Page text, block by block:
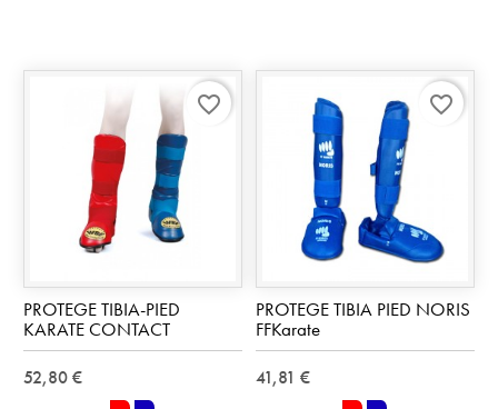
PROTEGE TIBIA-PIED
KARATE CONTACT
52,80 €
favorite_border
PROTEGE TIBIA PIED NORIS
FFKarate
41,81 €
favorite_border